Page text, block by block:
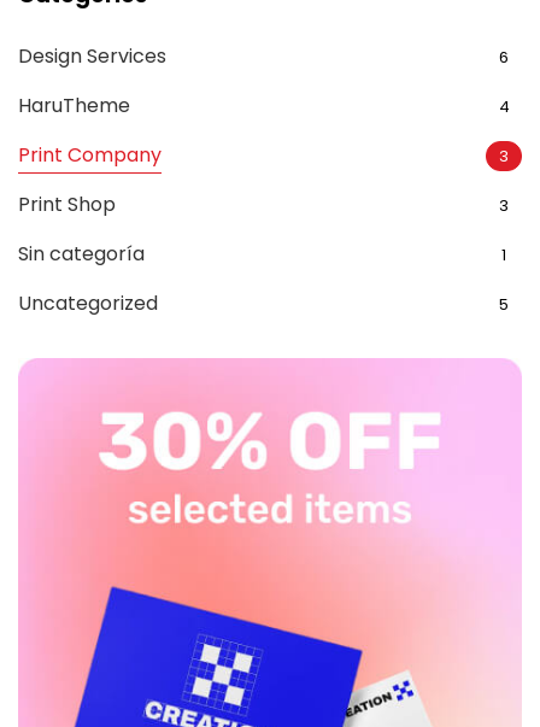
Design Services 6
HaruTheme 4
Print Company 3
Print Shop 3
Sin categoría 1
Uncategorized 5